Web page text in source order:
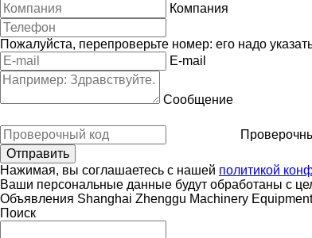
Компания
Пожалуйста, перепроверьте номер: его надо
E-mail
Сообщение
Нажимая, вы соглашаетесь с нашей политикой
Ваши персональные данные будут обработаны с
Объявления Shanghai Zhenggu Machinery
Поиск